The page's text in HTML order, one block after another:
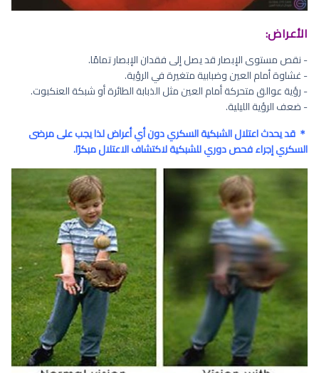
الأعراض:
- نقص مستوى الإبصار قد يصل إلى فقدان الإبصار تمامًا.
- غشاوة أمام العين وضبابية متغيرة في الرؤية.
- رؤية عوالق متحركة أمام العين مثل الذبابة الطائرة أو شبكة العنكبوت.
- ضعف الرؤية الليلية.
＊ قد يحدث اعتلال الشبكية السكري دون أي أعراض لذا يجب على مرضى
السكري إجراء فحص دوري للشبكية لاكتشاف الاعتلال مبكرًا.